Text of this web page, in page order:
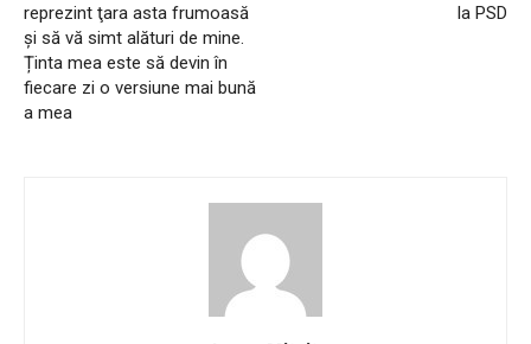
reprezint ţara asta frumoasă
şi să vă simt alături de mine.
Ținta mea este să devin în
fiecare zi o versiune mai bună
a mea
la PSD